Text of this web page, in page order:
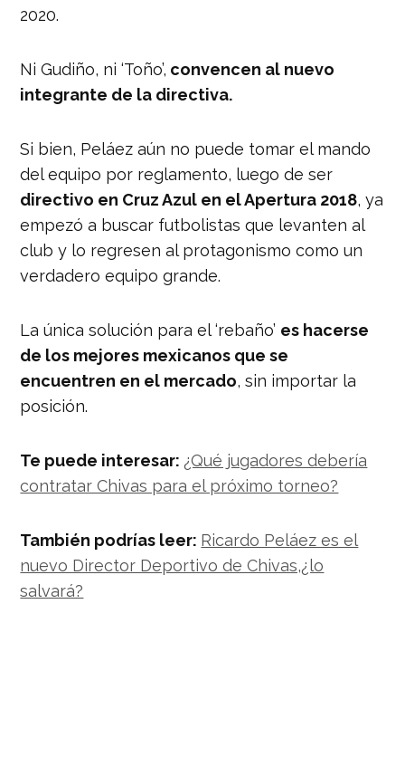
2020.
Ni Gudiño, ni ‘Toño’, convencen al nuevo
integrante de la directiva.
Si bien, Peláez aún no puede tomar el mando
del equipo por reglamento, luego de ser
directivo en Cruz Azul en el Apertura 2018, ya
empezó a buscar futbolistas que levanten al
club y lo regresen al protagonismo como un
verdadero equipo grande.
La única solución para el ‘rebaño’ es hacerse
de los mejores mexicanos que se
encuentren en el mercado, sin importar la
posición.
Te puede interesar: ¿Qué jugadores debería
contratar Chivas para el próximo torneo?
También podrías leer: Ricardo Peláez es el
nuevo Director Deportivo de Chivas,¿lo
salvará?